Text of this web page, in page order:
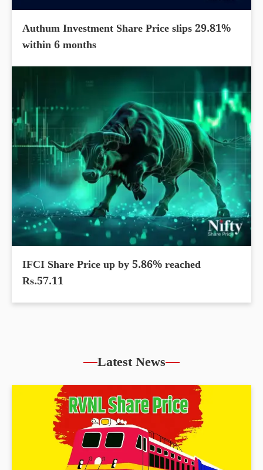
Authum Investment Share Price slips 29.81%
within 6 months
IFCI Share Price up by 5.86% reached
Rs.57.11
Latest News